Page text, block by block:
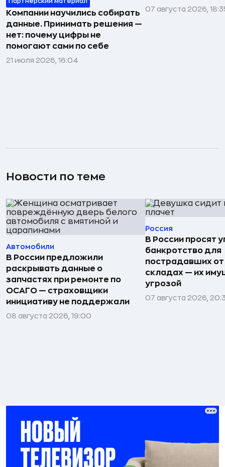
Компании научились собирать
данные. Принимать решения —
нет: почему цифры не
помогают сами по себе
21 июля 2026, 16:04
07 августа 2026,
Новости по теме
Автомобили
В России предложили
раскрывать данные о
запчастях при ремонте по
ОСАГО — страховщики
инициативу не поддержали
08 августа 2026, 19:00
Россия
В России просят
банкротство для
пострадавших
складах — их
угрозой
07 августа 2026,